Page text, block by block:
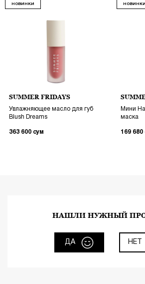
НОВИНКИ
SUMMER FRIDAYS
Увлажняющее масло для губ
Blush Dreams
363 600 сум
НОВИНКИ
Мини
маска
169 680
НАШЛИ НУЖНЫЙ
ДА НЕТ